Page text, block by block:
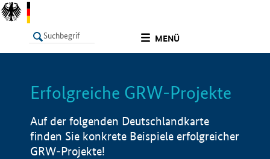
MENÜ
LISTE Info
Erfolgreiche GRW-Projekte
Auf der folgenden Deutschlandkarte
finden Sie konkrete Beispiele erfolgreicher
GRW-Projekte!